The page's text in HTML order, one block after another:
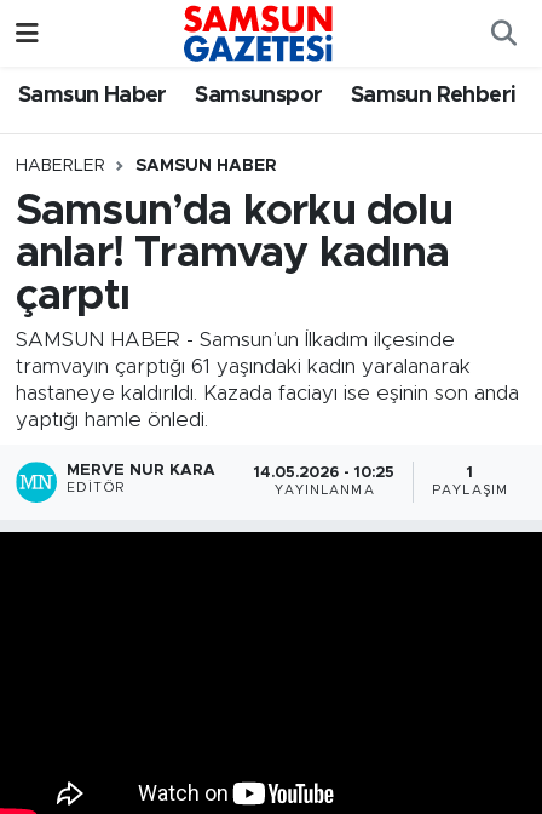
Samsun Haber Samsunspor Samsun Rehberi
HABERLER SAMSUN HABER
Samsun’da korku dolu
anlar! Tramvay kadına
çarptı
SAMSUN HABER - Samsun’un İlkadım ilçesinde
tramvayın çarptığı 61 yaşındaki kadın yaralanarak
hastaneye kaldırıldı. Kazada faciayı ise eşinin son anda
yaptığı hamle önledi.
MERVE NUR KARA
EDITÖR
14.05.2026 - 10:25
YAYINLANMA
1
PAYLAŞIM
Samsun Haber
Samsun Rehberi
Resmi İlanlar
Samsun Nöbetçi Eczaneler
SAMSUN Namaz Vakitleri
Samsun Trafik Yoğunluk Haritası
Süper Lig Puan Durumu ve Fikstür
Tüm Manşetler
Son Dakika Haberleri